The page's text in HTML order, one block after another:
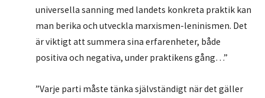
universella sanning med landets konkreta praktik kan
man berika och utveckla marxismen-leninismen. Det
är viktigt att summera sina erfarenheter, både
positiva och negativa, under praktikens gång…”
”Varje parti måste tänka självständigt när det gäller